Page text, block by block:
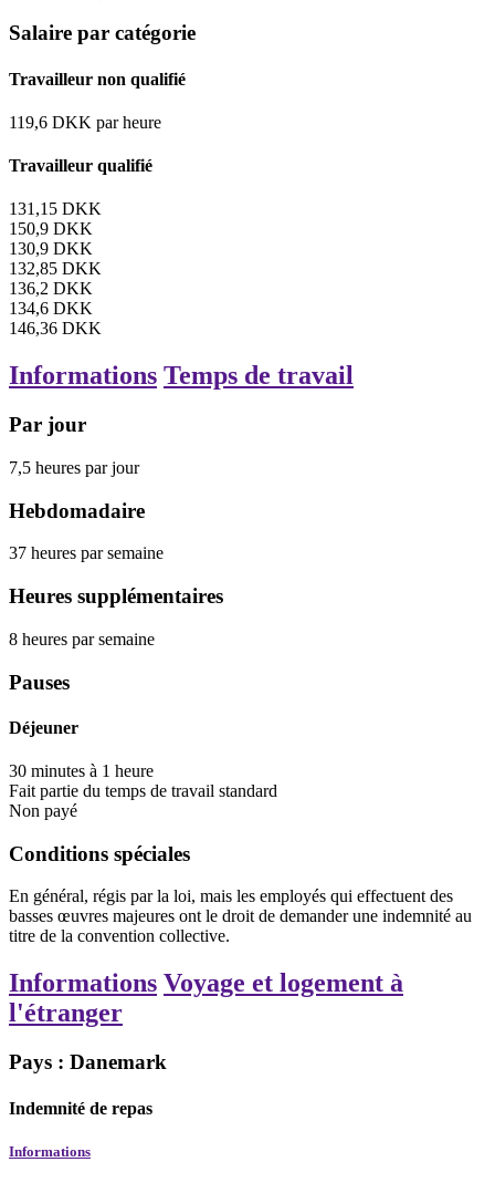
Salaire par catégorie
Travailleur non qualifié
119,6 DKK par heure
Travailleur qualifié
131,15 DKK
150,9 DKK
130,9 DKK
132,85 DKK
136,2 DKK
134,6 DKK
146,36 DKK
Informations Temps de travail
Par jour
7,5 heures par jour
Hebdomadaire
37 heures par semaine
Heures supplémentaires
8 heures par semaine
Pauses
Déjeuner
30 minutes à 1 heure
Fait partie du temps de travail standard
Non payé
Conditions spéciales
En général, régis par la loi, mais les employés qui effectuent des
basses œuvres majeures ont le droit de demander une indemnité au
titre de la convention collective.
Informations Voyage et logement à
l'étranger
Pays : Danemark
Indemnité de repas
Informations